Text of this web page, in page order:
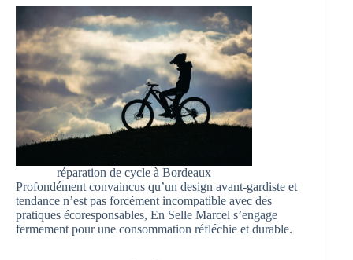
réparation de cycle à Bordeaux
Profondément convaincus qu’un design avant-gardiste et
tendance n’est pas forcément incompatible avec des
pratiques écoresponsables, En Selle Marcel s’engage
fermement pour une consommation réfléchie et durable.